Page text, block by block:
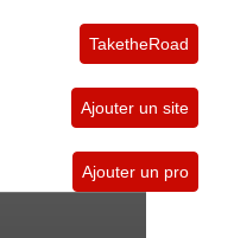
TaketheRoad
Ajouter un site
Ajouter un pro